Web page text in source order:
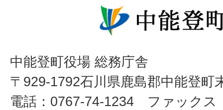
中能登町役場 総務庁舎
〒929-1792石川県鹿島郡中能登町
電話：0767-74-1234 ファックス